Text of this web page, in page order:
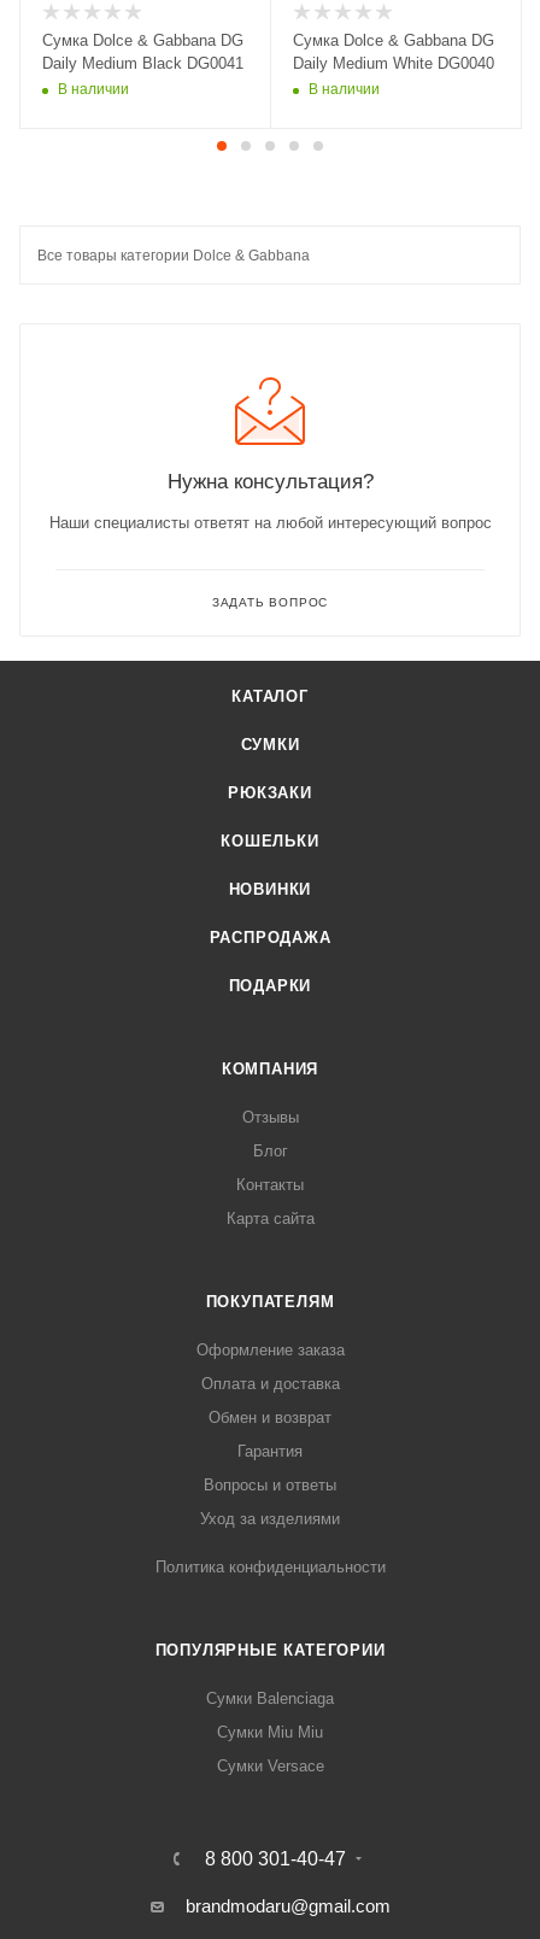
Сумка Dolce & Gabbana DG
Daily Medium Black DG0041
В наличии
Сумка Dolce & Gabbana DG
Daily Medium White DG0040
В наличии
Все товары категории Dolce & Gabbana
Нужна консультация?
Наши специалисты ответят на любой интересующий вопрос
ЗАДАТЬ ВОПРОС
КАТАЛОГ
СУМКИ
РЮКЗАКИ
КОШЕЛЬКИ
НОВИНКИ
РАСПРОДАЖА
ПОДАРКИ
КОМПАНИЯ
Отзывы
Блог
Контакты
Карта сайта
ПОКУПАТЕЛЯМ
Оформление заказа
Оплата и доставка
Обмен и возврат
Гарантия
Вопросы и ответы
Уход за изделиями
Политика конфиденциальности
ПОПУЛЯРНЫЕ КАТЕГОРИИ
Сумки Balenciaga
Сумки Miu Miu
Сумки Versace
8 800 301-40-47
brandmodaru@gmail.com